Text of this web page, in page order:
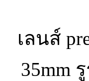
เลนส์
35mm